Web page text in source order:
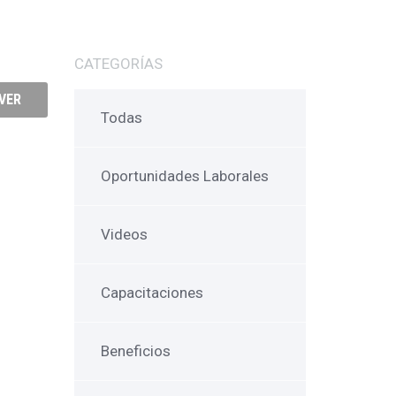
CATEGORÍAS
Todas
Oportunidades Laborales
Videos
Capacitaciones
Beneficios